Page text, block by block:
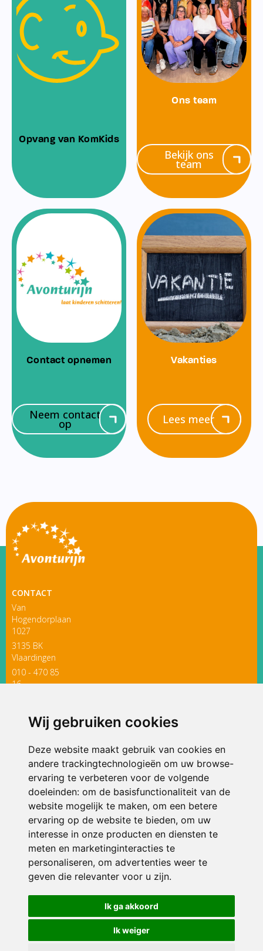
Wij gebruiken cookies
Deze website maakt gebruik van cookies en
andere trackingtechnologieën om uw browse-
ervaring te verbeteren voor de volgende
doeleinden: om de basisfunctionaliteit van de
website mogelijk te maken, om een betere
ervaring op de website te bieden, om uw
interesse in onze producten en diensten te
meten en marketinginteracties te
personaliseren, om advertenties weer te
geven die relevanter voor u zijn.
Ik ga akkoord
Ik weiger
Opvang van KomKids
Ons team
Bekijk ons
team
Contact opnemen
Neem contact
op
Vakanties
Lees meer
CONTACT
Van
Hogendorplaan
1027
3135 BK
Vlaardingen
010 - 470 85
16
ONDERDEEL VAN
© 2026 Avonturijn | Alle rechten voorbehouden
Privacy policy|Disclaimer| Klachtenregeling|RSIN en Anbi
voorkeuren
Crealisatie The MindOffice